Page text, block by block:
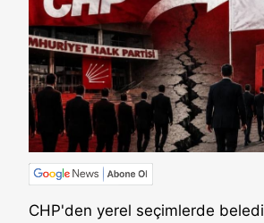
CHP'den yerel seçimlerde